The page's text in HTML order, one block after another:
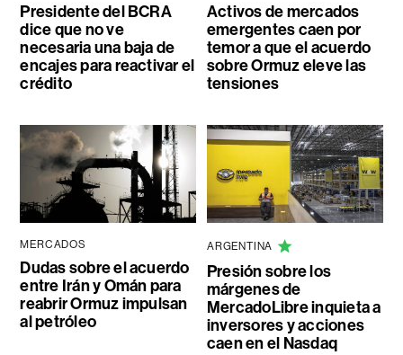
Presidente del BCRA
dice que no ve
necesaria una baja de
encajes para reactivar el
crédito
Activos de mercados
emergentes caen por
temor a que el acuerdo
sobre Ormuz eleve las
tensiones
MERCADOS
Dudas sobre el acuerdo
entre Irán y Omán para
reabrir Ormuz impulsan
al petróleo
ARGENTINA
Presión sobre los
márgenes de
MercadoLibre inquieta a
inversores y acciones
caen en el Nasdaq